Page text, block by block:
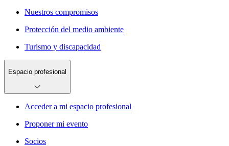
Nuestros compromisos
Protección del medio ambiente
Turismo y discapacidad
Espacio profesional
Acceder a mi espacio profesional
Proponer mi evento
Socios